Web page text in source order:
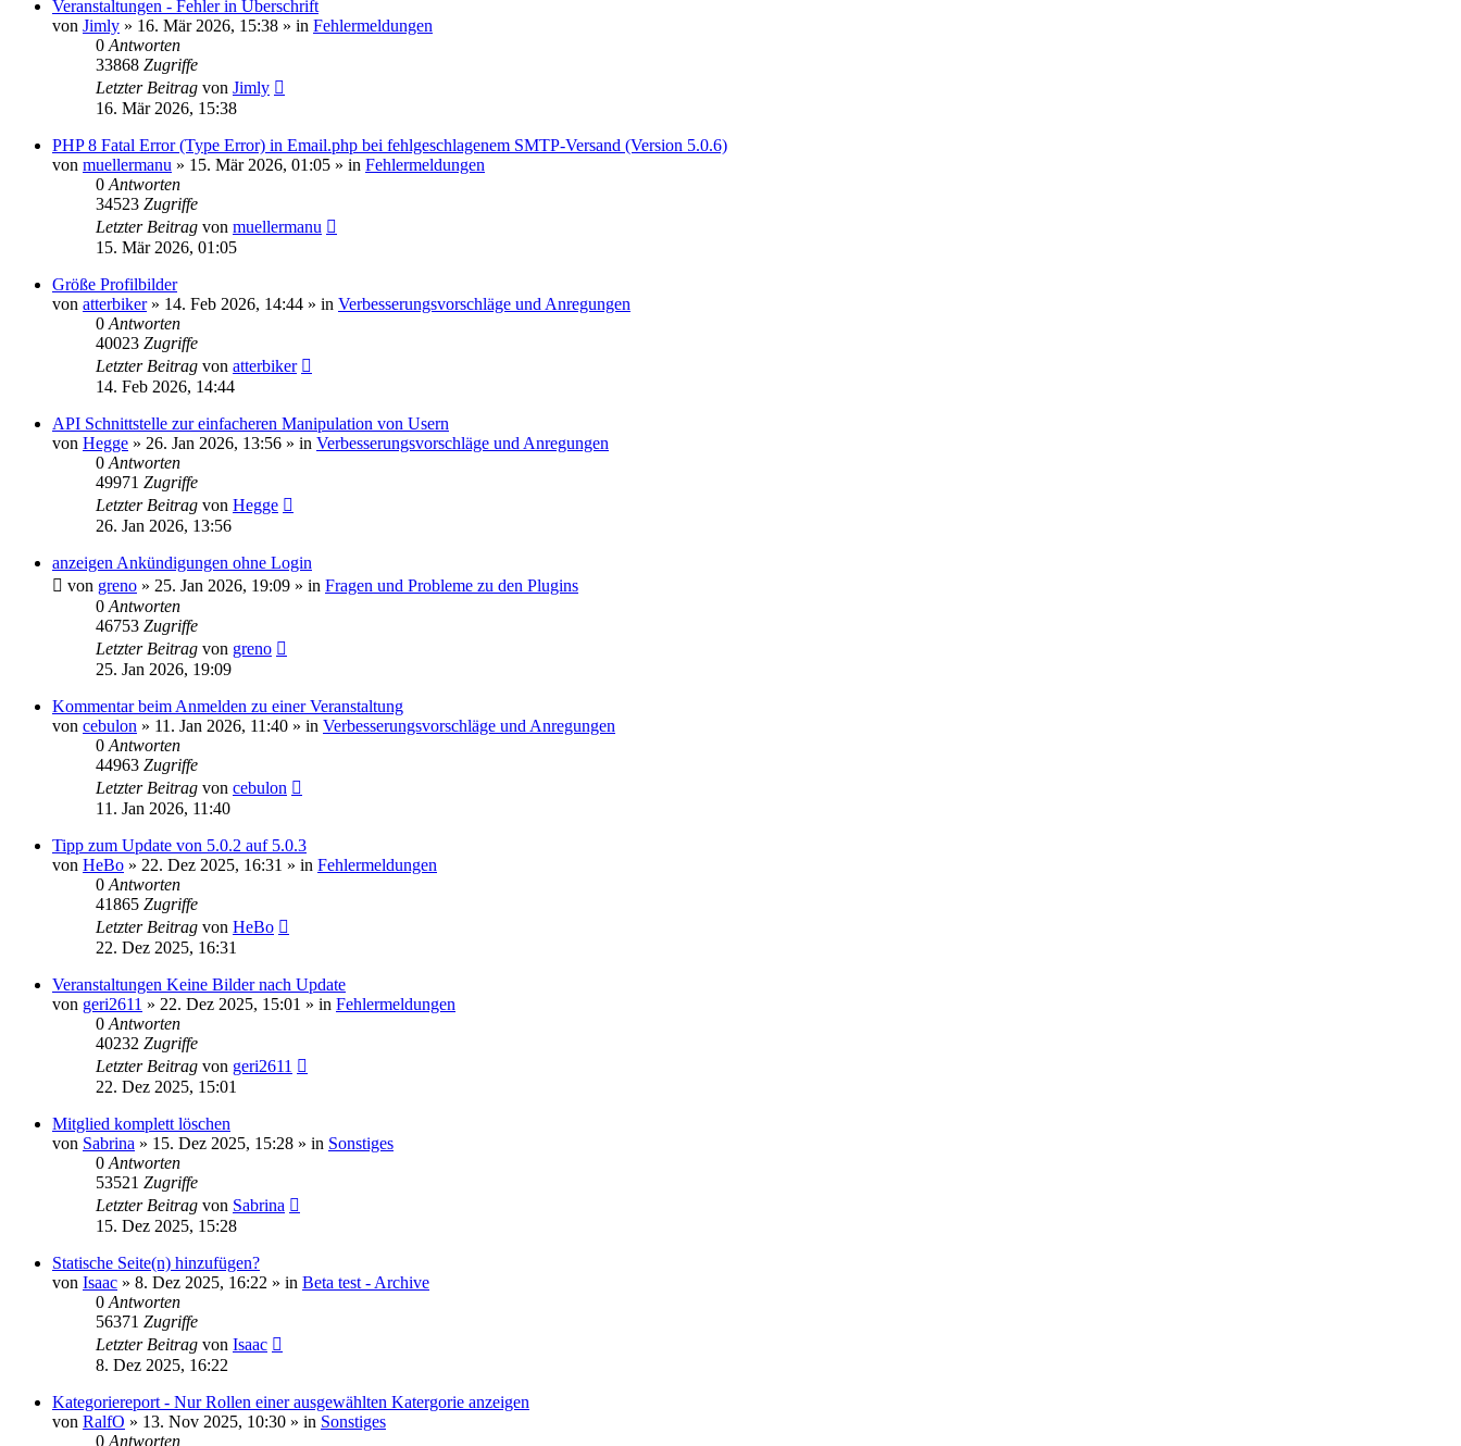
Veranstaltungen - Fehler in Überschrift
von Jimly » 16. Mär 2026, 15:38 » in Fehlermeldungen
0 Antworten
33868 Zugriffe
Letzter Beitrag von Jimly
16. Mär 2026, 15:38
PHP 8 Fatal Error (Type Error) in Email.php bei fehlgeschlagenem SMTP-Versand (Version 5.0.6)
von muellermanu » 15. Mär 2026, 01:05 » in Fehlermeldungen
0 Antworten
34523 Zugriffe
Letzter Beitrag von muellermanu
15. Mär 2026, 01:05
Größe Profilbilder
von atterbiker» 14. Feb 2026, 14:44 » in Verbesserungsvorschläge und Anregungen
0 Antworten
40023 Zugriffe
Letzter Beitrag von atterbiker
14. Feb 2026, 14:44
API Schnittstelle zur einfacheren Manipulation von Usern
von Hegge » 26. Jan 2026, 13:56 » in Verbesserungsvorschläge und Anregungen
0 Antworten
49971 Zugriffe
Letzter Beitrag von Hegge
26. Jan 2026, 13:56
anzeigen Ankündigungen ohne Login
von greno » 25. Jan 2026, 19:09 » in Fragen und Probleme zu den Plugins
0 Antworten
46753 Zugriffe
Letzter Beitrag von greno
25. Jan 2026, 19:09
Kommentar beim Anmelden zu einer Veranstaltung
von cebulon » 11. Jan 2026, 11:40 » in Verbesserungsvorschläge und Anregungen
0 Antworten
44963 Zugriffe
Letzter Beitrag von cebulon
11. Jan 2026, 11:40
Tipp zum Update von 5.0.2 auf 5.0.3
von HeBo » 22. Dez 2025, 16:31 » in Fehlermeldungen
0 Antworten
41865 Zugriffe
Letzter Beitrag von HeBo
22. Dez 2025, 16:31
Veranstaltungen Keine Bilder nach Update
von geri2611 » 22. Dez 2025, 15:01 » in Fehlermeldungen
0 Antworten
40232 Zugriffe
Letzter Beitrag von geri2611
22. Dez 2025, 15:01
Mitglied komplett löschen
von Sabrina » 15. Dez 2025, 15:28 » in Sonstiges
0 Antworten
53521 Zugriffe
Letzter Beitrag von Sabrina
15. Dez 2025, 15:28
Statische Seite(n) hinzufügen?
von Isaac » 8. Dez 2025, 16:22 » in Beta test - Archive
0 Antworten
56371 Zugriffe
Letzter Beitrag von Isaac
8. Dez 2025, 16:22
Kategoriereport - Nur Rollen einer ausgewählten Katergorie anzeigen
von RalfO » 13. Nov 2025, 10:30 » in Sonstiges
0 Antworten